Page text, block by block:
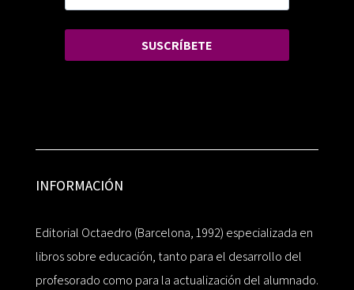
SUSCRÍBETE
INFORMACIÓN
Editorial Octaedro (Barcelona, 1992) especializada en
libros sobre educación, tanto para el desarrollo del
profesorado como para la actualización del alumnado.